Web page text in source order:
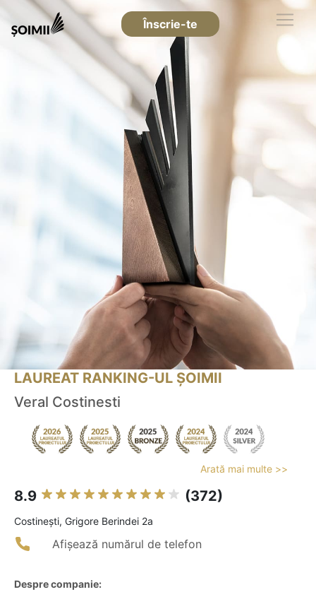
Înscrie-te
LAUREAT RANKING-UL ȘOIMII
Veral Costinesti
Arată mai multe >>
8.9 (372)
Costineşti, Grigore Berindei 2a
Afișează numărul de telefon
Despre companie: